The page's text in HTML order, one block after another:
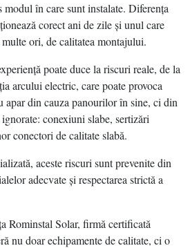
modul în care sunt instalate. Diferenţa
corect ani de zile şi unul care
ori, de calitatea montajului.
poate duce la riscuri reale, de la
arcului electric, care poate provoca
apar din cauza panourilor în sine, ci din
conexiuni slabe, sertizări
conectori de calitate slabă.
aceste riscuri sunt prevenite din
adecvate şi respectarea strictă a
Rominstal Solar, firmă certificată
nu doar echipamente de calitate, ci o